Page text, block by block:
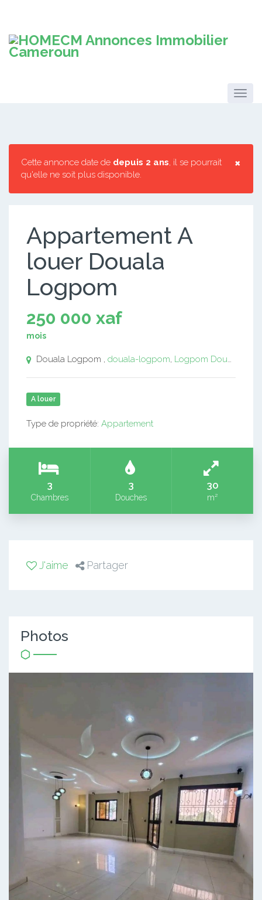
×
Cette annonce date de depuis 2 ans, il se pourrait
qu'elle ne soit plus disponible.
Appartement A
louer Douala
Logpom
250 000 xaf
mois
Douala Logpom , douala-logpom, Logpom Douala
A louer
Type de propriété: Appartement
3
Chambres
3
Douches
30
m²
J'aime Partager
Photos